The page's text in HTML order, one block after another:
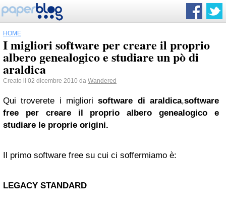
HOME
I migliori software per creare il proprio
albero genealogico e studiare un pò di
araldica
Creato il 02 dicembre 2010 da Wandered
Qui troverete i migliorisoftware di araldica,software
free per creare il proprio albero genealogico e
studiare le proprie origini.
Il primo software free su cui ci soffermiamo è:
LEGACY STANDARD